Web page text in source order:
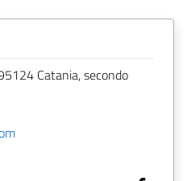
Catania, secondo